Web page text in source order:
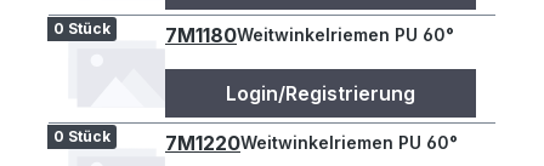
0 Stück 7M1180Weitwinkelriemen PU 60°
Login/Registrierung
0 Stück 7M1220Weitwinkelriemen PU 60°